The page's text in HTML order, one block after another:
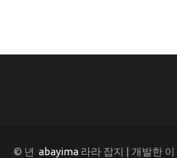
© 년 abayima 라라 잡지 | 개발한 이